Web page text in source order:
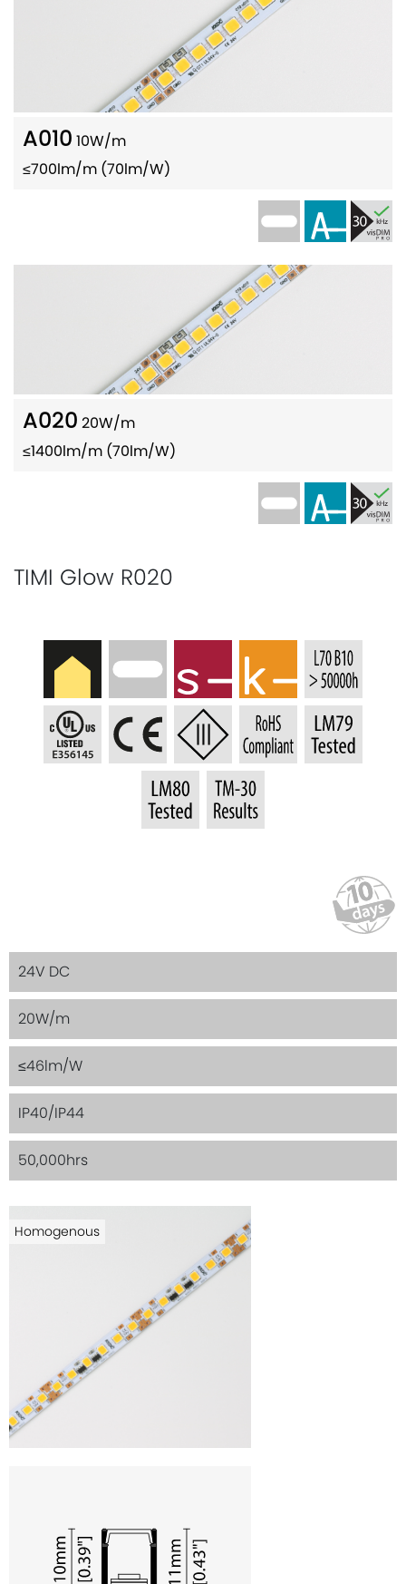
A010 10W/m
≤700lm/m (70lm/W)
A020 20W/m
≤1400lm/m (70lm/W)
TIMI Glow R020
24V DC
20W/m
≤46lm/W
IP40/IP44
50,000hrs
Homogenous